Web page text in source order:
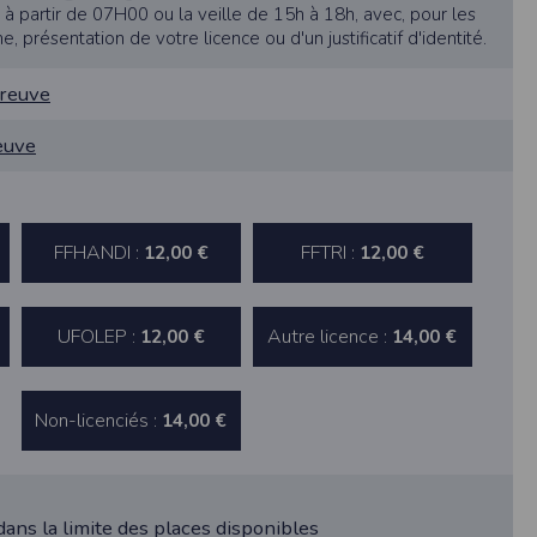
à partir de 07H00 ou la veille de 15h à 18h, avec, pour les
présentation de votre licence ou d'un justificatif d'identité.
FFHANDI : 12,00 € FFTRI : 12,00 €
UFOLEP : 12,00 € Autre licence : 14,00 €
Non-licenciés : 14,00 €
la limite des places disponibles
rectification aux informations qui vous
légitimes, vous opposer au traitement des
à notre politique de confidentialité,
de synchronisation de base, il est